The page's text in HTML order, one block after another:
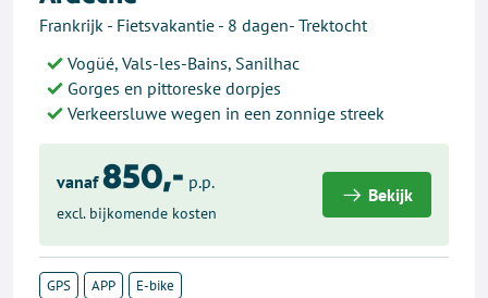
Frankrijk - Fietsvakantie - 8 dagen- Trektocht
Vogüé, Vals-les-Bains, Sanilhac
Gorges en pittoreske dorpjes
Verkeersluwe wegen in een zonnige streek
vanaf 850,- p.p.
excl. bijkomende kosten
Bekijk
GPS APP E-bike